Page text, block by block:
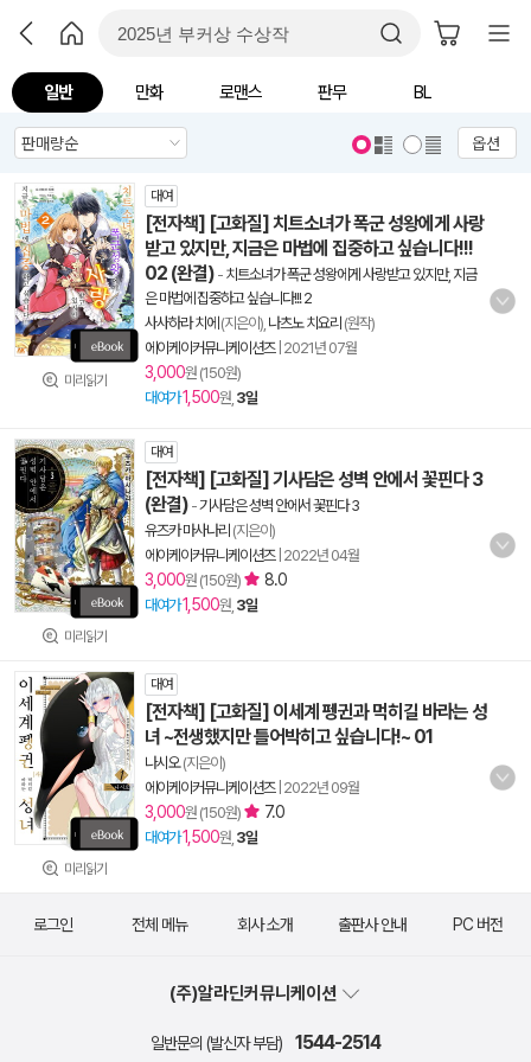
일반 만화 로맨스 판무 BL
옵션
미리읽기
대여
[전자책] [고화질] 치트소녀가 폭군 성왕에게 사랑
받고 있지만, 지금은 마법에 집중하고 싶습니다!!!
02 (완결) - 치트소녀가 폭군 성왕에게 사랑받고 있지만, 지금
은 마법에 집중하고 싶습니다!!! 2
사사하라 치에 (지은이), 나츠노 치요리 (원작)
에이케이커뮤니케이션즈| 2021년 07월
3,000원 (150원)
대여가1,500원, 3일
미리읽기
대여
[전자책] [고화질] 기사담은 성벽 안에서 꽃핀다 3
(완결) -기사담은 성벽 안에서 꽃핀다 3
유즈카 마사나리 (지은이)
에이케이커뮤니케이션즈| 2022년 04월
3,000원 (150원) 8.0
대여가1,500원, 3일
미리읽기
대여
[전자책] [고화질] 이세계 펭귄과 먹히길 바라는 성
녀 ~전생했지만 틀어박히고 싶습니다!~ 01
나시오(지은이)
에이케이커뮤니케이션즈| 2022년 09월
3,000원 (150원) 7.0
대여가1,500원, 3일
로그인 전체 메뉴 회사 소개 출판사 안내 PC 버전
(주)알라딘커뮤니케이션
일반문의 (발신자 부담) 1544-2514